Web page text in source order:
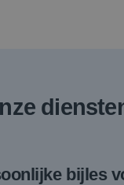
bijles